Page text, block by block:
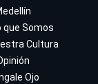
que Somos
Cultura
Ojo